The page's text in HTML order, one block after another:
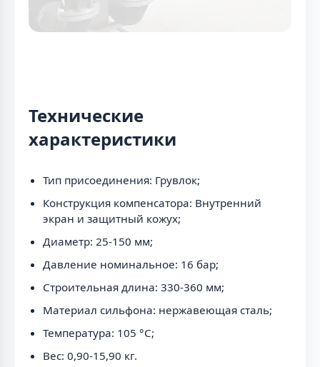
Технические
характеристики
Тип присоединения: Грувлок;
Конструкция компенсатора: Внутренний
экран и защитный кожух;
Диаметр: 25-150 мм;
Давление номинальное: 16 бар;
Строительная длина: 330-360 мм;
Материал сильфона: нержавеющая сталь;
Температура: 105 °С;
Вес: 0,90-15,90 кг.